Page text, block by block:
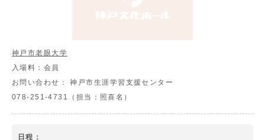
神戸市老眼大学
入場料： 会員
お問い合わせ：
神戸市生涯学習支援センター
078-251-4731（担当：照喜名）
日程：